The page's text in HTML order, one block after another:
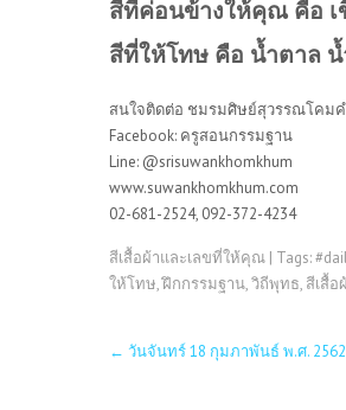
สีที่ค่อนข้างให้คุณ คือ
สีที่ให้โทษ คือ น้ำตาล น้
สนใจติดต่อ ชมรมศิษย์สุวรรณโคม
Facebook: ครูสอนกรรมฐาน
Line: @srisuwankhomkhum
www.suwankhomkhum.com
02-681-2524, 092-372-4234
สีเสื้อผ้าและเลขที่ให้คุณ | Tags:
ให้โทษ,ฝึกกรรมฐาน,วิถีพุทธ, สีเสื้อ
Post
navigation
← วันจันทร์ 18 กุมภาพันธ์ พ.ศ.